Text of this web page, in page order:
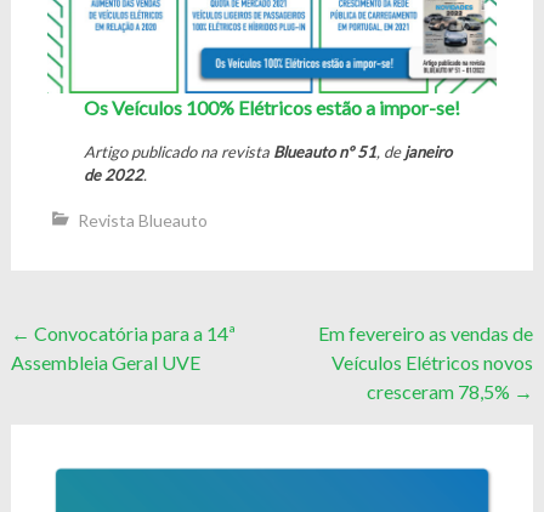
Os Veículos 100% Elétricos estão a impor-se!
Artigo publicado na revista Blueauto nº 51, dejaneiro
de 2022.
Revista Blueauto
Post
navigation
← Convocatória para a 14ª
Assembleia Geral UVE
Em fevereiro as vendas de
Veículos Elétricos novos
cresceram 78,5% →